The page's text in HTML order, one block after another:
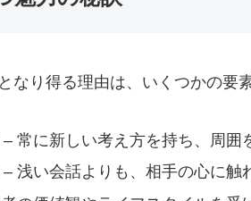
なり得る理由は、いくつかの要
常に新しい考え方を持ち、周囲
– 浅い会話よりも、相手の心に触